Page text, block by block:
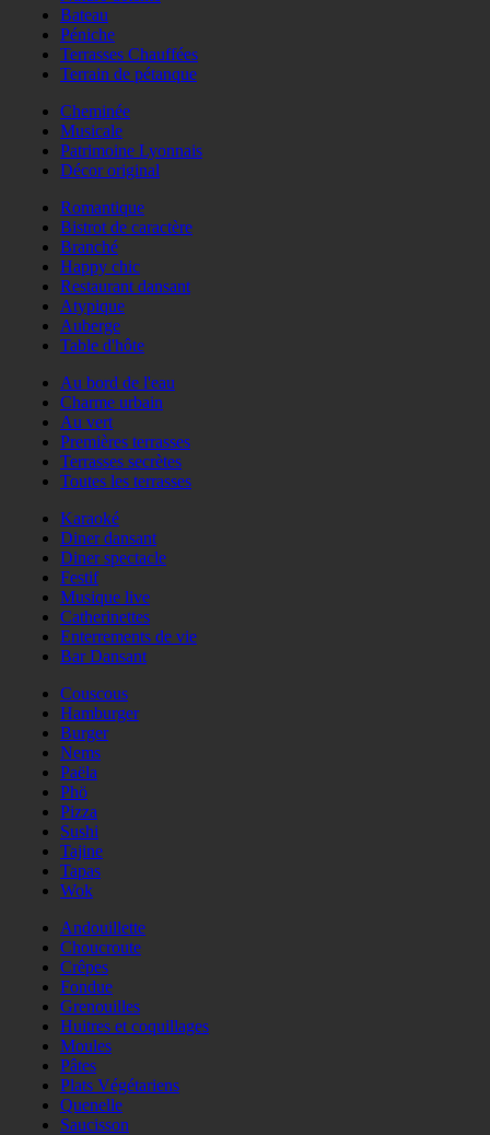
Bateau
Péniche
Terrasses Chauffées
Terrain de pétanque
Cheminée
Musicale
Patrimoine Lyonnais
Décor original
Romantique
Bistrot de caractère
Branché
Happy chic
Restaurant dansant
Atypique
Auberge
Table d'hôte
Au bord de l'eau
Charme urbain
Au vert
Premières terrasses
Terrasses secrètes
Toutes les terrasses
Karaoké
Diner dansant
Diner spectacle
Festif
Musique live
Catherinettes
Enterrements de vie
Bar Dansant
Couscous
Hamburger
Burger
Nems
Paëla
Phö
Pizza
Sushi
Tajine
Tapas
Wok
Andouillette
Choucroute
Crêpes
Fondue
Grenouilles
Huitres et coquillages
Moules
Pâtes
Plats Végétariens
Quenelle
Saucisson